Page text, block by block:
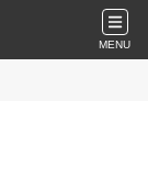
MENU